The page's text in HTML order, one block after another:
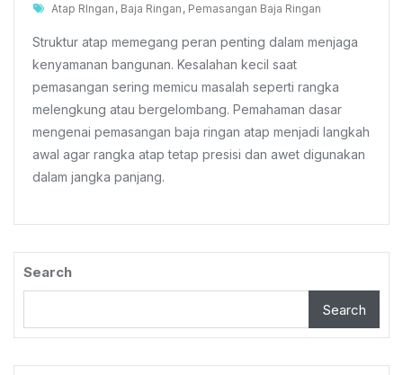
Mengenal
Pemasangan
Baja
Atap
Agar
Tidak
Tags
Atap RIngan , Baja Ringan , Pemasangan Baja Ringan
Struktur atap memegang peran penting dalam menjaga
kenyamanan bangunan. Kesalahan kecil saat
pemasangan sering memicu masalah seperti rangka
melengkung atau bergelombang. Pemahaman dasar
mengenai pemasangan baja ringan atap menjadi langkah
awal agar rangka atap tetap presisi dan awet digunakan
dalam jangka panjang.
Search
Search